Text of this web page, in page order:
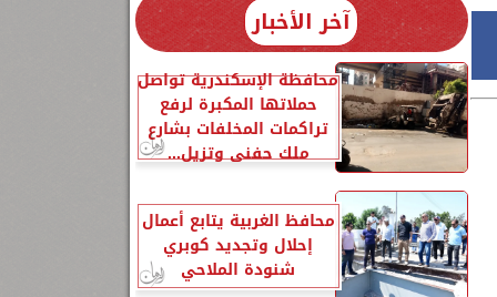
آخر الأخبار
محافظة الإسكندرية تواصل
حملاتها المكبرة لرفع
تراكمات المخلفات بشارع
ملك حفني وتزيل...
محافظ الغربية يتابع أعمال
إحلال وتجديد كوبري
شنودة الملاحي